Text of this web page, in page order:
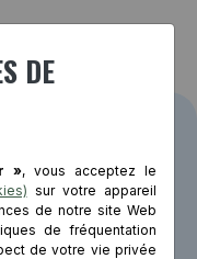
Contact
DE
», vous acceptez le
sur votre appareil
de notre site Web
de fréquentation
de votre vie privée